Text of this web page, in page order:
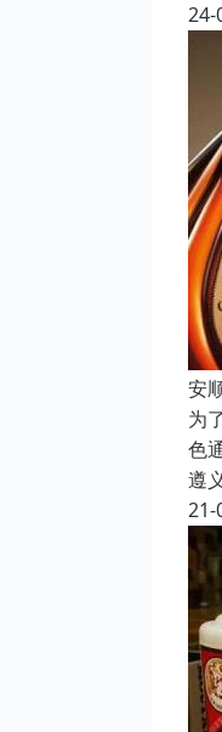
24-
安
为
色
遵
21-